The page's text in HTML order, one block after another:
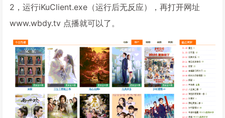
2，运行iKuClient.exe（运行后无反应），再打开网址
www.wbdy.tv 点播就可以了。